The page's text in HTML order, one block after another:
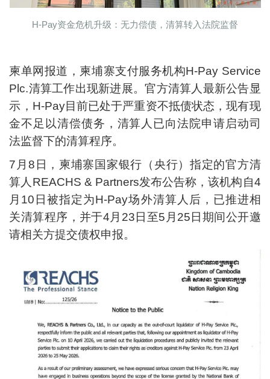
H-Pay资金危机升级：无力偿债，清算转入法院监督
柬单网报道，柬埔寨支付服务机构H-Pay Service
Plc.清算工作出现新进展。官方清算人最新公告显
示，H-Pay目前已处于严重资不抵债状态，现有现
金不足以清偿债务，清算人已向法院申请启动司
法监督下的清算程序。
7月8日，柬埔寨国家银行（央行）指定的官方清
算人REACHS & Partners发布公告称，该机构自4
月10日被指定为H-Pay场外清算人后，已推进相
关清算程序，并于4月23日至5月25日期间公开邀
请相关方提交债权申报。